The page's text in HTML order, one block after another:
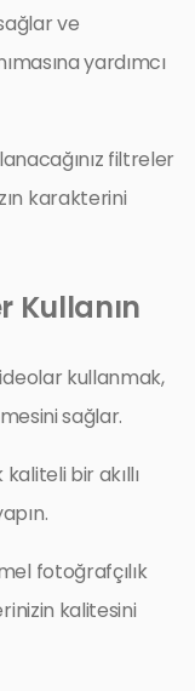
ve
yardımcı
filtreler
karakterini
Kullanın
kullanmak,
sağlar.
bir akıllı
fotoğrafçılık
kalitesini